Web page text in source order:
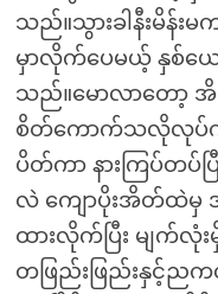
သည်။သွားခါနီးမိန်းမက
မှာလိုက်ပေမယ့် နှစ်ယ
သည်။မောလာတော့ အိ
စိတ်ကောက်သလိုလုပ်က
ပိတ်ကာ နားကြပ်တပ်ပ
လဲ ကျောပိုးအိတ်ထဲ
ထားလိုက်ပြီး မျက်
တဖြည်းဖြည်းနှင့်